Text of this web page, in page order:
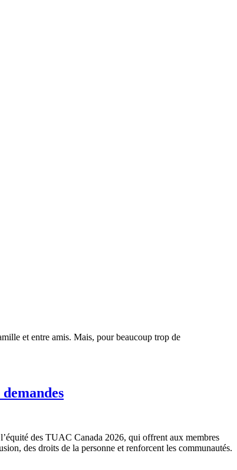
et entre amis. Mais, pour beaucoup trop de
des TUAC Canada 2026, qui offrent aux membres
des droits de la personne et renforcent les communautés.